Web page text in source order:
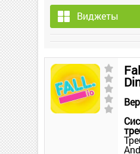
Виджеты